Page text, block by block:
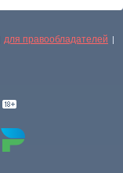
для правообладателей |